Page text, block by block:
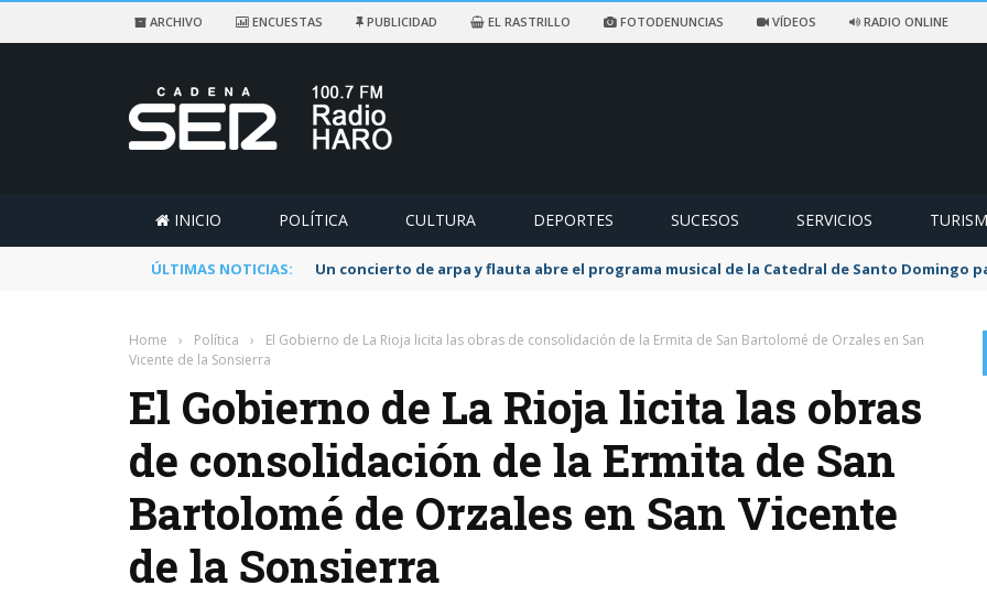
ARCHIVO ENCUESTAS PUBLICIDAD EL RASTRILLO FOTODENUNCIAS VÍDEOS RADIO ONLINE
INICIO POLÍTICA CULTURA DEPORTES SUCESOS SERVICIOS
ÚLTIMAS NOTICIAS: Un concierto de arpa y flauta abre el programa musical de la Catedral de Santo Domingo
Home › Política ›
El Gobierno de La Rioja licita las obras de consolidación de la Ermita de San Bartolomé de Orzales en San
Vicente de la Sonsierra
El Gobierno de La Rioja licita las obras
de consolidación de la Ermita de San
Bartolomé de Orzales en San Vicente
de la Sonsierra